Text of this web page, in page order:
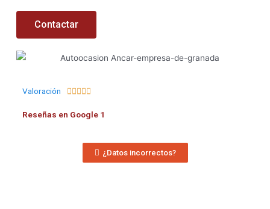
Contactar
Valoración     
Reseñas en Google 1
¿Datos incorrectos?